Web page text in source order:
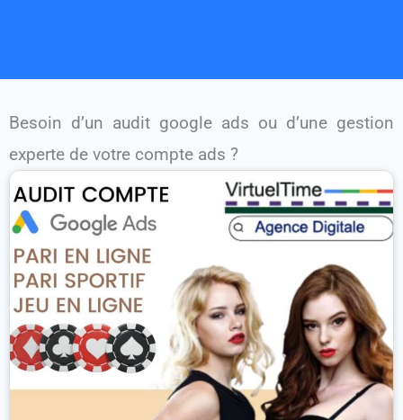
Besoin d’un audit google ads ou d’une gestion
experte de votre compte ads ?